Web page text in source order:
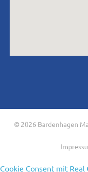
© 2026 Bardenhagen
Cookie Consent mit Real